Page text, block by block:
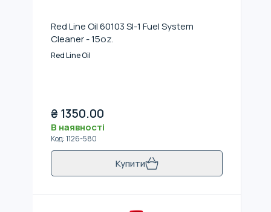
Red Line Oil 60103 SI-1 Fuel System
Cleaner - 15oz.
Red Line Oil
₴ 1350.00
В наявності
Код:1126-580
Купити